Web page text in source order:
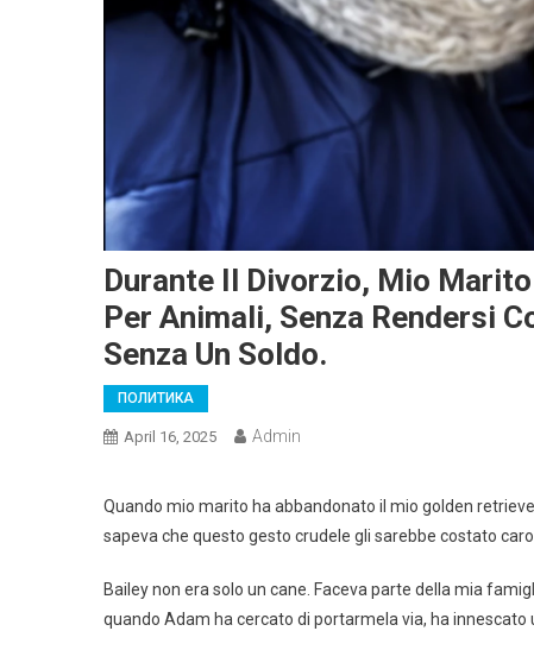
Durante Il Divorzio, Mio
Per Animali, Senza Rendersi
Senza Un Soldo.
ПОЛИТИКА
April 16, 2025 Admin
Quando mio marito ha abbandonato il mio golden
sapeva che questo gesto crudele gli sarebbe costato
Bailey non era solo un cane. Faceva parte della mia
quando Adam ha cercato di portarmela via, ha